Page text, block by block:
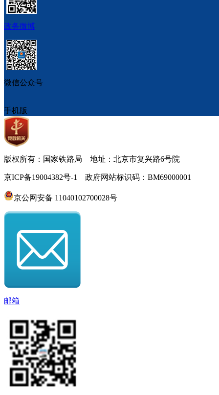
政务微博
微信公众号
手机版
版权所有：国家铁路局 地址：北京市复兴路6号院
京ICP备19004382号-1 政府网站标识码：BM69000001
京公网安备 11040102700028号
邮箱